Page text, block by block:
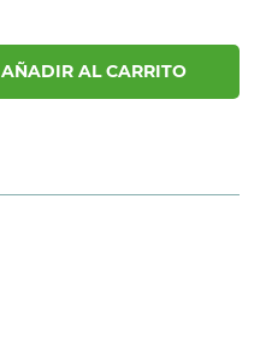
AÑADIR AL CARRITO